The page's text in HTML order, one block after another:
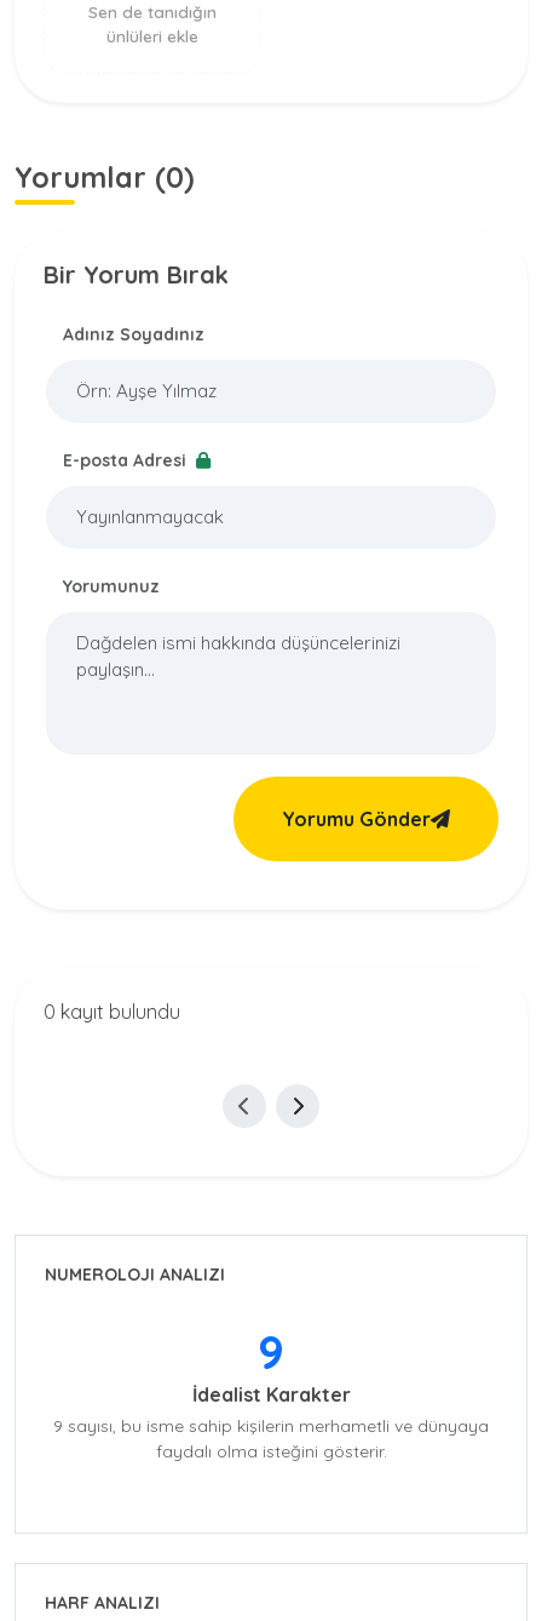
Sen de tanıdığın
ünlüleri ekle
Yorumlar (0)
Bir Yorum Bırak
Adınız Soyadınız
E-posta Adresi
Yorumunuz
Yorumu Gönder
0 kayıt bulundu
NUMEROLOJI ANALIZI
9
İdealist Karakter
9 sayısı, bu isme sahip kişilerin merhametli ve dünyaya
faydalı olma isteğini gösterir.
HARF ANALIZI